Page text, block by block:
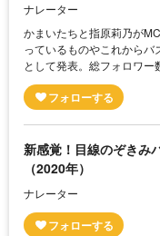
ナレーター
かまいたちと指原莉乃が
っているものやこれからバ
として発表。総フォロワ
新感覚！目線のぞき
（2020年）
ナレーター